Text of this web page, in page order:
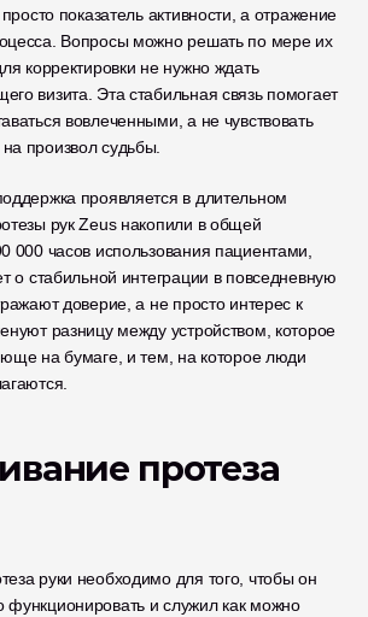
показатель активности, а отражение
Вопросы можно решать по мере их
корректировки не нужно ждать
визита. Эта стабильная связь помогает
вовлеченными, а не чувствовать
произвол судьбы.
проявляется в длительном
рук Zeus накопили в общей
000 часов использования пациентами,
о стабильной интеграции в повседневную
доверие, а не просто интерес к
разницу между устройством, которое
на бумаге, и тем, на которое люди
протеза
руки необходимо для того, чтобы он
и служил как можно